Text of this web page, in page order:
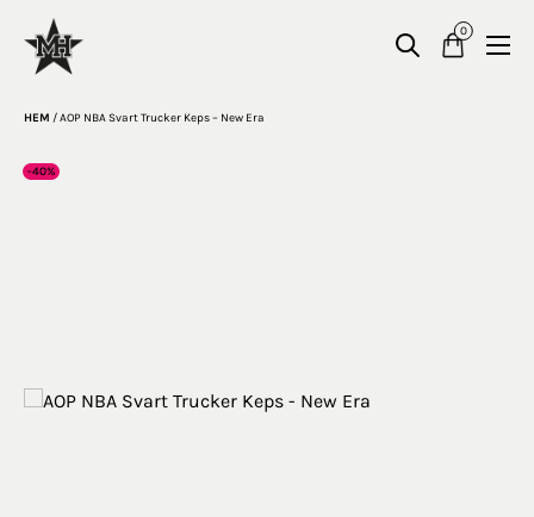
0
HEM /AOP NBA Svart Trucker Keps – New Era
-40%